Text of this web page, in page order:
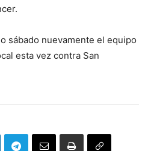
sábado nuevamente el equipo
esta vez contra San